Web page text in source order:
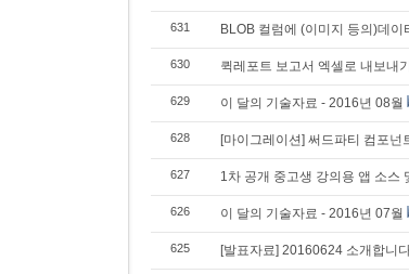
631 BLOB 컬럼에 (이미지 등의)데이
630 퀵레포트 보고서 엑셀로 내보내
629 이 달의 기술자료 - 2016년 08월
628 [마이그레이션] 써드파티 컴포넌
627 1차 공개 중고생 강의용 앱 소스
626 이 달의 기술자료 - 2016년 07월
625 [발표자료] 20160624 소개합니